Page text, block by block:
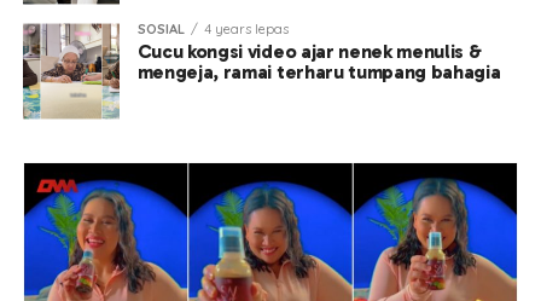
SOSIAL 4 years lepas
Cucu kongsi video ajar nenek menulis &
mengeja, ramai terharu tumpang bahagia